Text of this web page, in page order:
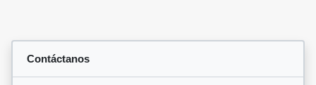
Contáctanos